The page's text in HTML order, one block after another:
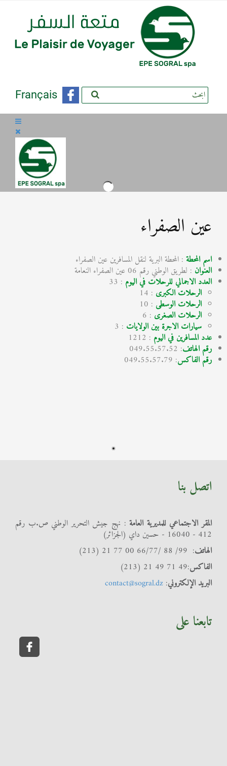
Français
عين الصفراء
اسم المحطة : المحطة البرية لنقل المسافرين عين الصفراء
العنوان : لطريق الوطني رقم 06 عين الصفراء النعامة
العدد الاجمالي للرحلات في اليوم : 33
الرحلات الكبرى : 14
الرحلات الوسطى : 10
الرحلات الصغرى : 6
سيارات الاجرة بين الولايات : 3
عدد المسافرين في اليوم : 1212
رقم الهاتف: 049.55.57.52
رقم الفاكس: 049.55.57.79
اتصل بنا
المقر الاجتماعي للمديرية العامة : نهج جيش التحرير الوطني ص.ب رقم
412 - 16040 - حسين داي (الجزائر)
الهاتف: 99/ 88 /66/77 00 77 21 (213)
الفاكس:49 71 49 21 (213)
البريد الإلكتروني:
contact@sogral.dz
تابعنا على